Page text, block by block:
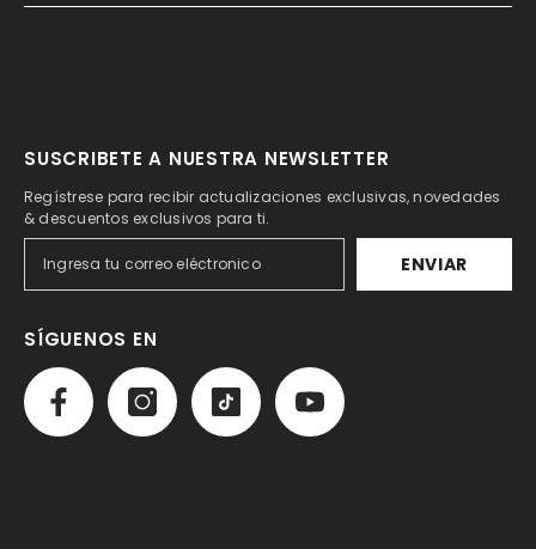
SUSCRIBETE A NUESTRA NEWSLETTER
Regístrese para recibir actualizaciones exclusivas, novedades
& descuentos exclusivos para ti.
ENVIAR
SÍGUENOS EN